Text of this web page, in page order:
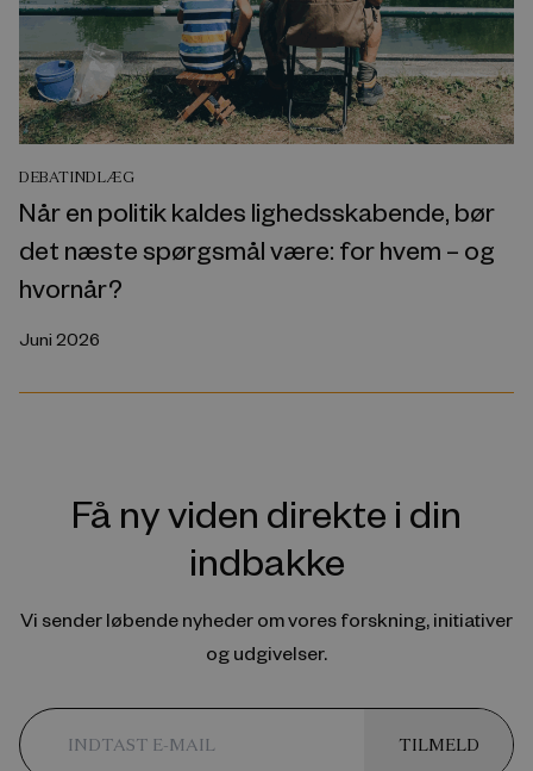
DEBATINDLÆG
Når en politik kaldes lighedsskabende, bør
det næste spørgsmål være: for hvem – og
hvornår?
Juni 2026
Få ny viden direkte i din
indbakke
Vi sender løbende nyheder om vores forskning, initiativer
og udgivelser.
TILMELD